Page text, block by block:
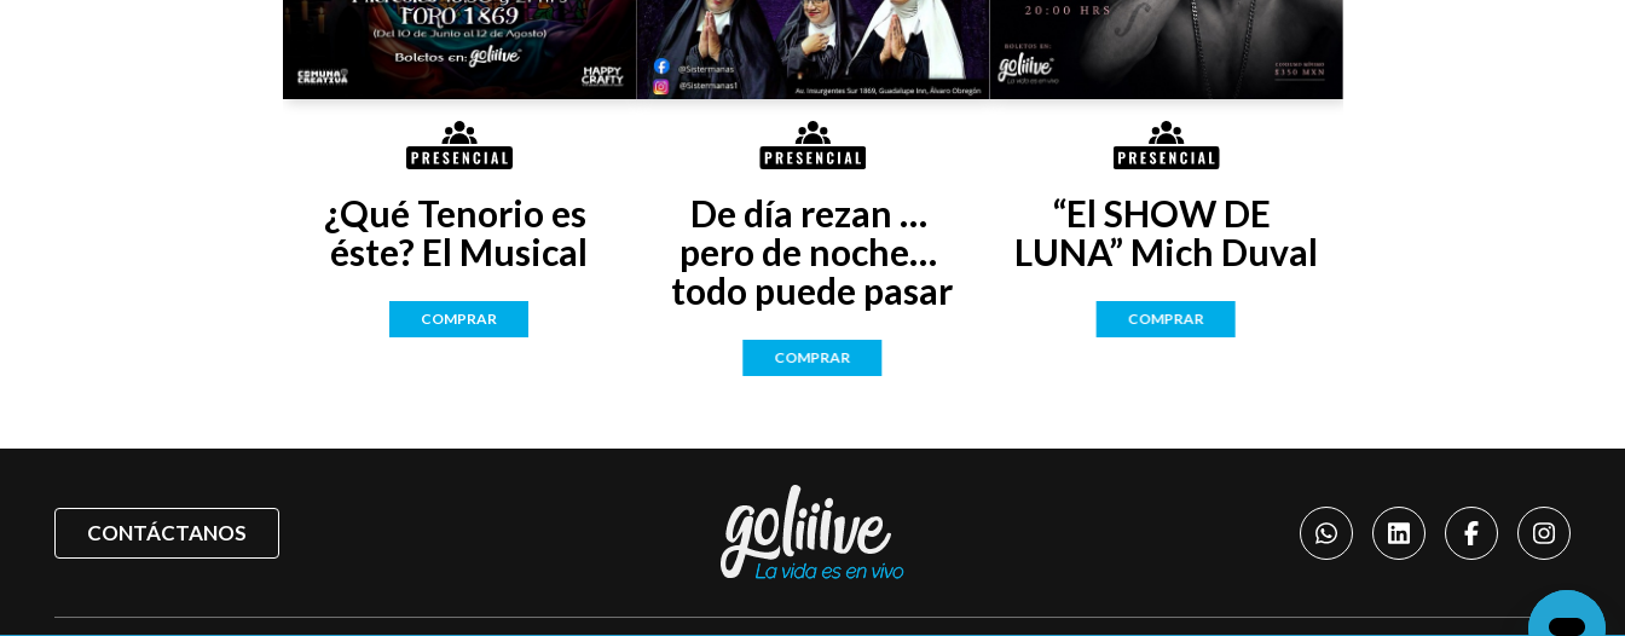
¿Qué Tenorio es
éste? El Musical
COMPRAR
De día rezan …
pero de noche…
todo puede pasar
COMPRAR
“El SHOW DE
LUNA” Mich Duval
COMPRAR
CONTÁCTANOS